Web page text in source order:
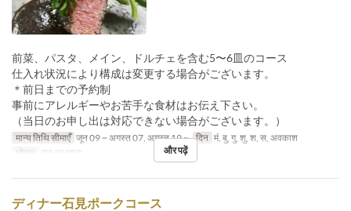
前菜、パスタ、メイン、ドルチェを含む5〜6皿のコース
仕入れ状況により構成は変更する場合がございます。
＊前日までの予約制
事前にアレルギーやお苦手な食材はお伝え下さい。
（当日のお申し出は対応できない場合がございます。）
मान्य तिथि सीमाएँ जून 09 ~ अगस्त 07, अगस्त 19 ~ दिन मं, बु, गु, शु, श, स, अवकाश
भोजन
रात का खाना और पढ़ें
ディナー石見ポークコース